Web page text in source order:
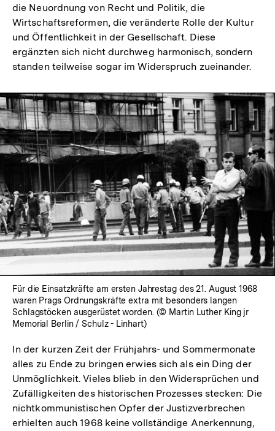
die Neuordnung von Recht und Politik, die
Wirtschaftsreformen, die veränderte Rolle der Kultur
und Öffentlichkeit in der Gesellschaft. Diese
ergänzten sich nicht durchweg harmonisch, sondern
standen teilweise sogar im Widerspruch zueinander.
Für die Einsatzkräfte am ersten Jahrestag des 21. August 1968
waren Prags Ordnungskräfte extra mit besonders langen
Schlagstöcken ausgerüstet worden. (© Martin Luther King jr
Memorial Berlin / Schulz - Linhart)
In der kurzen Zeit der Frühjahrs- und Sommermonate
alles zu Ende zu bringen erwies sich als ein Ding der
Unmöglichkeit. Vieles blieb in den Widersprüchen und
Zufälligkeiten des historischen Prozesses stecken: Die
nichtkommunistischen Opfer der Justizverbrechen
erhielten auch 1968 keine vollständige Anerkennung,